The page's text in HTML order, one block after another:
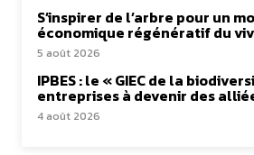
S’inspirer de l’arbre pour un
économique régénératif du
5 août 2026
IPBES : le « GIEC de la
entreprises à devenir des
4 août 2026